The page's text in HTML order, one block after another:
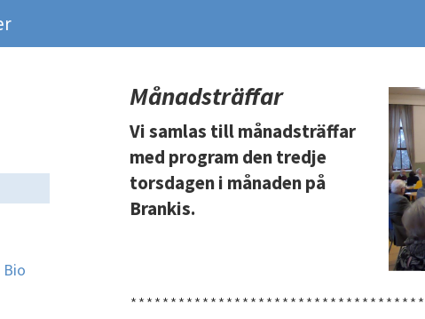
Månadsträffar
Vi samlas till månadsträffar
med program den tredje
torsdagen i månaden på
Brankis.